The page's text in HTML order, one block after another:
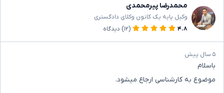
محمدرضا پیرمحمدی
وکیل پایه یک کانون وکلای دادگستری
۴.۸
(۱۲) دیدگاه
۵ سال پیش
باسلام
موضوع به کارشناسی ارجاع میشود.